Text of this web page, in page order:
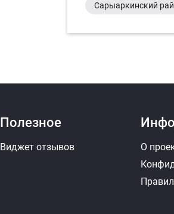
Сарыаркинский
Полезное
Виджет отзывов
О